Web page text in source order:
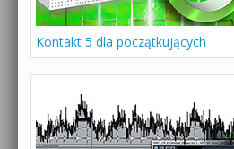
Kontakt 5 dla początkujących